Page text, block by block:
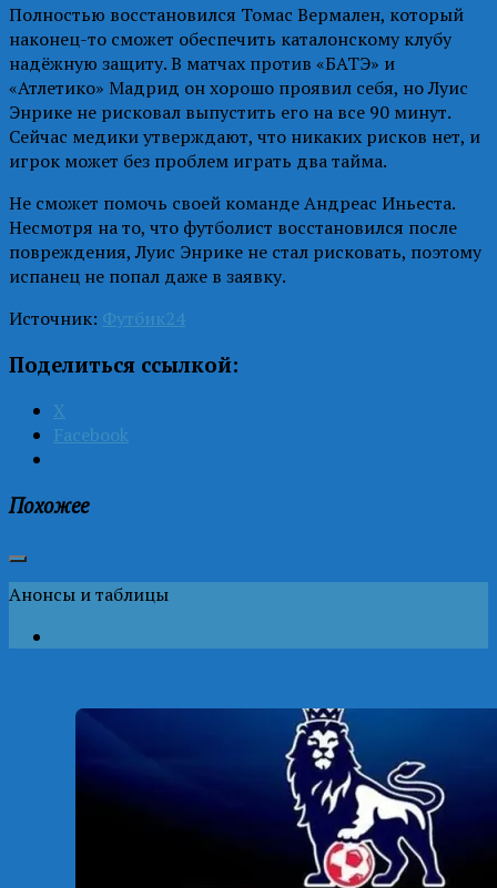
Полностью восстановился Томас Вермален, который
наконец-то сможет обеспечить каталонскому клубу
надёжную защиту. В матчах против «БАТЭ» и
«Атлетико» Мадрид он хорошо проявил себя, но Луис
Энрике не рисковал выпустить его на все 90 минут.
Сейчас медики утверждают, что никаких рисков нет, и
игрок может без проблем играть два тайма.
Не сможет помочь своей команде Андреас Иньеста.
Несмотря на то, что футболист восстановился после
повреждения, Луис Энрике не стал рисковать, поэтому
испанец не попал даже в заявку.
Источник: Футбик24
Поделиться ссылкой:
X
Facebook
Похожее
Анонсы и таблицы